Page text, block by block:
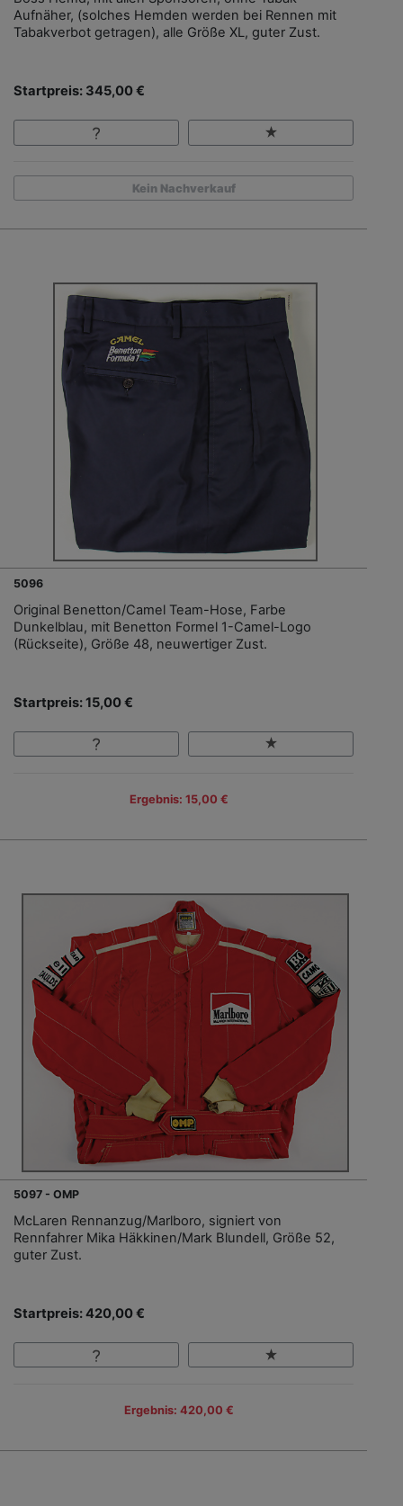
Aufnäher, (solches Hemden werden bei Rennen mit
Tabakverbot getragen), alle Größe XL, guter Zust.
Startpreis: 345,00 €
Kein Nachverkauf
5096
Original Benetton/Camel Team-Hose, Farbe
Dunkelblau, mit Benetton Formel 1-Camel-Logo
(Rückseite), Größe 48, neuwertiger Zust.
Startpreis: 15,00 €
Ergebnis: 15,00 €
5097 - OMP
McLaren Rennanzug/Marlboro, signiert von
Rennfahrer Mika Häkkinen/Mark Blundell, Größe 52,
guter Zust.
Startpreis: 420,00 €
Ergebnis: 420,00 €